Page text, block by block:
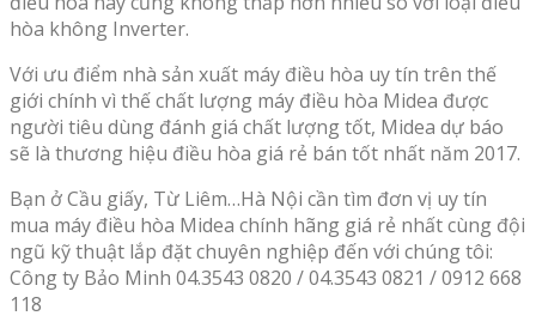
hòa không Inverter.
Với ưu điểm nhà sản xuất máy điều hòa uy tín trên thế
giới chính vì thế chất lượng máy điều hòa Midea được
người tiêu dùng đánh giá chất lượng tốt, Midea dự báo
sẽ là thương hiệu điều hòa giá rẻ bán tốt nhất năm 2017.
Bạn ở Cầu giấy, Từ Liêm…Hà Nội cần tìm đơn vị uy tín
mua máy điều hòa Midea chính hãng giá rẻ nhất cùng đội
ngũ kỹ thuật lắp đặt chuyên nghiệp đến với chúng tôi:
Công ty Bảo Minh 04.3543 0820 / 04.3543 0821 / 0912 668
118